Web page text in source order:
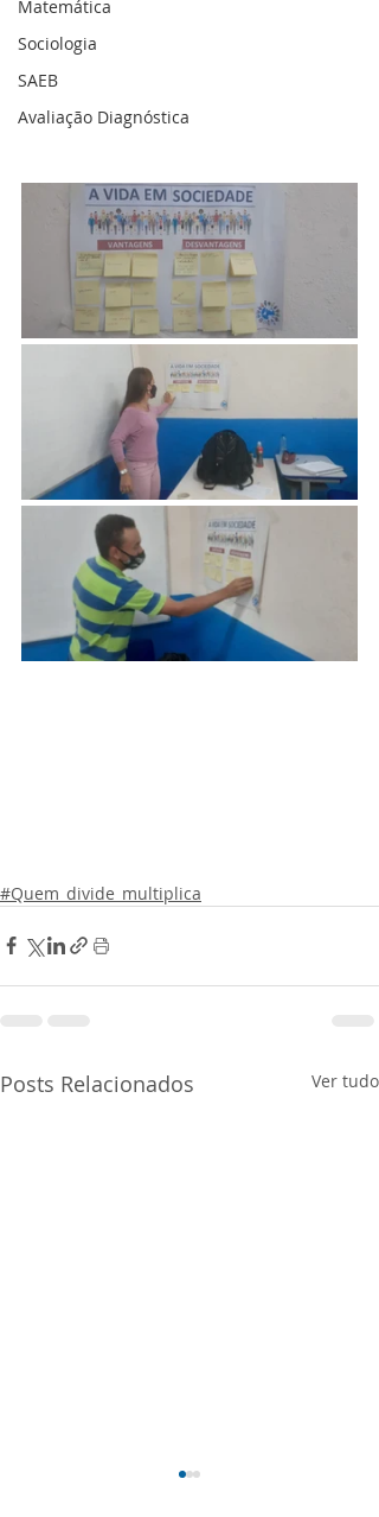
Matemática
Sociologia
SAEB
Avaliação Diagnóstica
#Quem_divide_multiplica
Posts Relacionados Ver tudo